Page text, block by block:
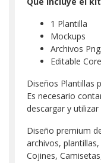
1 Plantilla
Mockups
Archivos
Editable
Diseños Plantillas
Es necesario
descargar y utilizar
Diseño premium
archivos,
Cojines,